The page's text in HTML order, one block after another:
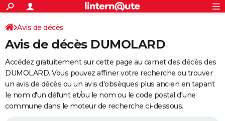
ACTUALITÉS
Politique
Société
Faits Divers
Education
Monde
Villes
+
SPORT
Coupe du monde 2026
Football
Tennis
Cyclisme
Rugby
Forum
Programme TV
TNT
Streaming
Cinéma
Sorties cinéma
Musique
+
FINANCE
Impôts
Immobilier
Risques naturels par ville
Banque
Assurance
Crédit
AUTO
Essais
Réserver un essai
Citadines
Berlines
SUV
Forum auto
+
Avis de décès
Avis de décès DUMOLARD
Accédez gratuitement sur cette page au carnet des décès des
DUMOLARD. Vous pouvez affiner votre recherche ou trouver
un avis de décès ou un avis d'obsèques plus ancien en tapant
le nom d'un défunt et/ou le nom ou le code postal d'une
commune dans le moteur de recherche ci-dessous.